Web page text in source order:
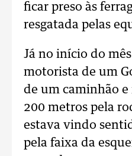
ficar preso às
resgatada pelas
Já no início do
motorista de um
de um caminhão
200 metros pela
estava vindo
pela faixa da